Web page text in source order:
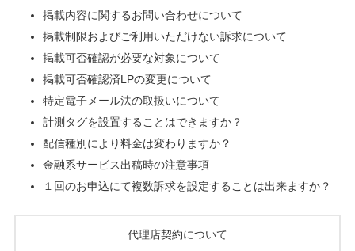
掲載内容に関するお問い合わせについて
掲載制限およびご利用いただけない訴求について
掲載可否確認が必要な対象について
掲載可否確認済LPの変更について
特定電子メール法の取扱いについて
計測タグを設置することはできますか？
配信種別により料金は変わりますか？
金融系サービス出稿時の注意事項
１回のお申込にて複数訴求を設定することは出来ますか？
代理店契約について